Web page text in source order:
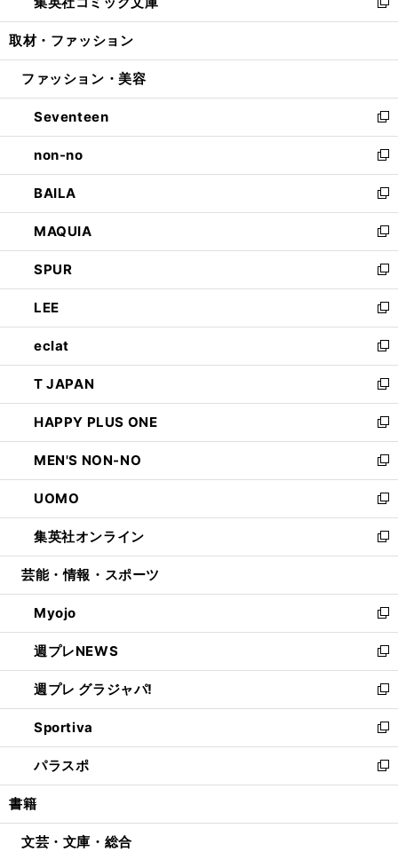
開
ド
ウ
開
ィ
ン
ウ
開
く
い
ウ
ン
ウ
で
開
く
新
し
ウ
ン
ド
ウ
で
開
く
取材・ファッション
ファッション・美容
Seventeen
新
し
い
ウ
ィ
ン
ド
ウ
で
開
く
non-no
新
し
い
ウ
ィ
ン
ド
ウ
で
開
く
BAILA
新
し
い
ウ
ィ
ン
ド
ウ
で
開
く
MAQUIA
新
し
い
ウ
ィ
ン
ド
ウ
で
開
く
SPUR
新
し
い
ウ
ィ
ン
ド
ウ
で
開
く
LEE
新
し
い
ウ
ィ
ン
ド
ウ
で
開
く
eclat
新
し
い
ウ
ィ
ン
ド
ウ
で
開
く
T JAPAN
新
し
い
ウ
ィ
ン
ド
ウ
で
開
HAPPY PLUS ONE
新
し
い
ウ
ィ
ン
ド
ウ
開
く
MEN'S NON-NO
新
し
い
ウ
ィ
ン
ウ
で
開
く
UOMO
新
し
い
ウ
ン
ド
ウ
で
開
く
集英社オンライン
新
し
ウ
ィ
ン
ド
ウ
で
開
く
芸能・情報・スポーツ
Myojo
新
し
い
ウ
ィ
ン
ド
ウ
で
開
週プレNEWS
新
し
い
ウ
ィ
ン
ド
ウ
開
週プレ グラジャパ!
新
し
い
ウ
ィ
ン
ウ
Sportiva
新
し
い
ウ
ン
パラスポ
新
し
ウ
書籍
文芸・文庫・総合